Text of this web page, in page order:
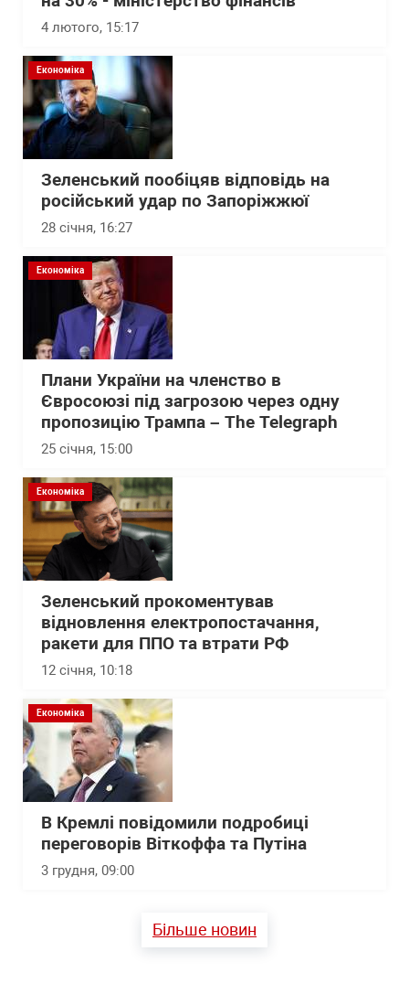
4 лютого, 15:17
Економіка
Зеленський пообіцяв відповідь на
російський удар по Запоріжжюї
28 січня, 16:27
Економіка
Плани України на членство в
Євросоюзі під загрозою через одну
пропозицію Трампа – The Telegraph
25 січня, 15:00
Економіка
Зеленський прокоментував
відновлення електропостачання,
ракети для ППО та втрати РФ
12 січня, 10:18
Економіка
В Кремлі повідомили подробиці
переговорів Віткоффа та Путіна
3 грудня, 09:00
Більше новин